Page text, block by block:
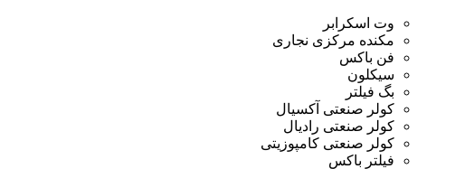
وت اسکرابر
مکنده مرکزی نجاری
فن باکس
سیکلون
بگ فیلتر
کولر صنعتی آکسیال
کولر صنعتی رادیال
کولر صنعتی کامپوزیتی
فیلتر باکس